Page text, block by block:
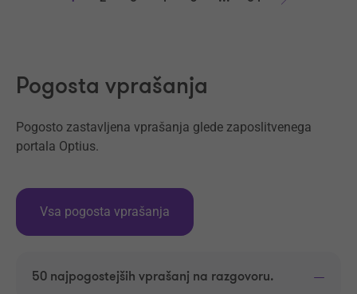
Pogosta vprašanja
Pogosto zastavljena vprašanja glede zaposlitvenega
portala Optius.
Vsa pogosta vprašanja
50 najpogostejših vprašanj na razgovoru.